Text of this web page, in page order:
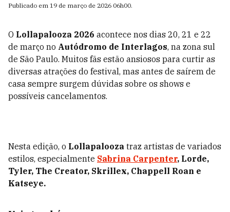
Publicado em 19 de março de 2026 06h00.
O Lollapalooza 2026 acontece nos dias 20, 21 e 22
de março no Autódromo de Interlagos, na zona sul
de São Paulo. Muitos fãs estão ansiosos para curtir as
diversas atrações do festival, mas antes de saírem de
casa sempre surgem dúvidas sobre os shows e
possíveis cancelamentos.
Nesta edição, o Lollapalooza traz artistas de variados
estilos, especialmente Sabrina Carpenter, Lorde,
Tyler, The Creator, Skrillex, Chappell Roan e
Katseye.